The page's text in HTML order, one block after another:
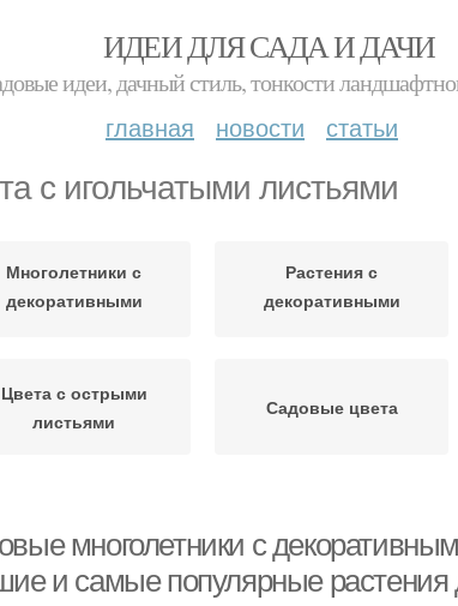
ИДЕИ ДЛЯ САДА И ДАЧИ
идеи, дачный стиль, тонкости
главная новости статьи
с игольчатыми листьями
Многолетники с
декоративными
Растения с
декоративными
Цвета с острыми
листьями
Садовые цвета
многолетники с
и самые популярные растения